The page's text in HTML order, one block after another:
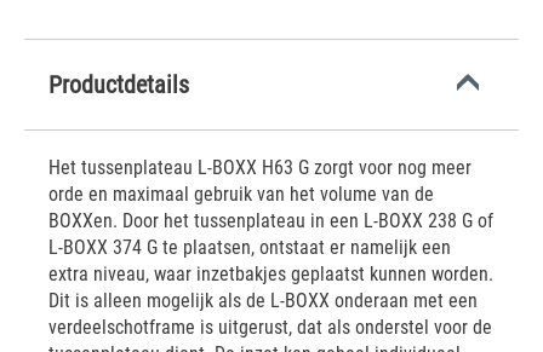
Productdetails
Het tussenplateau L-BOXX H63 G zorgt voor nog meer
orde en maximaal gebruik van het volume van de
BOXXen. Door het tussenplateau in een L-BOXX 238 G of
L-BOXX 374 G te plaatsen, ontstaat er namelijk een
extra niveau, waar inzetbakjes geplaatst kunnen worden.
Dit is alleen mogelijk als de L-BOXX onderaan met een
verdeelschotframe is uitgerust, dat als onderstel voor de